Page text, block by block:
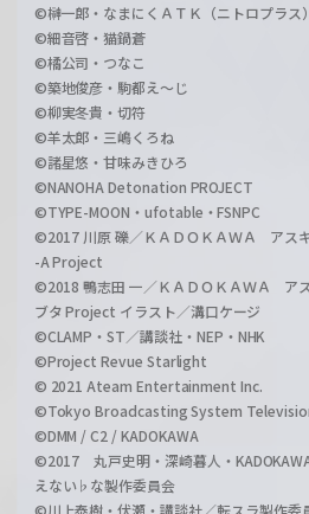
©榊一郎・なまにくＡＴＫ（ニトロプラス）
©細音啓・猫鍋蒼
©橘公司・つなこ
©築地俊彦・駒都え～じ
©柳実冬貴・切符
©羊太郎・三嶋くろね
©諸星悠・甘味みきひろ
©NANOHA Detonation PROJECT
©TYPE-MOON・ufotable・FSNPC
©2017 川原 礫／ＫＡＤＯＫＡＷＡ アス
-A Project
©2018 鴨志田 一／ＫＡＤＯＫＡＷＡ ア
ブタ Project イラスト／溝口ケージ
©CLAMP・ST／講談社・NEP・NHK
©Project Revue Starlight
© 2021 Ateam Entertainment Inc.
©Tokyo Broadcasting System
©DMM / C2 / KADOKAWA
©2017 丸戸史明・深崎暮人・
えない♭な製作委員会
©川上泰樹・伏瀬・講談社／転スラ製作委